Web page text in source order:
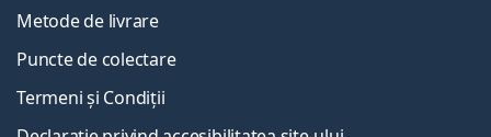
Metode de livrare
Puncte de colectare
Termeni și Condiții